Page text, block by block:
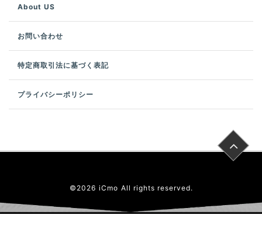
About US
お問い合わせ
特定商取引法に基づく表記
プライバシーポリシー
© 2026 iCmo All rights reserved.